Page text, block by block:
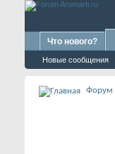
Что нового?
Новые сообщения
Форум